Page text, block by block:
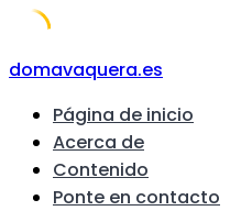
Skip
content
domavaquera.es
Página de inicio
Acerca de
Contenido
Ponte en contacto